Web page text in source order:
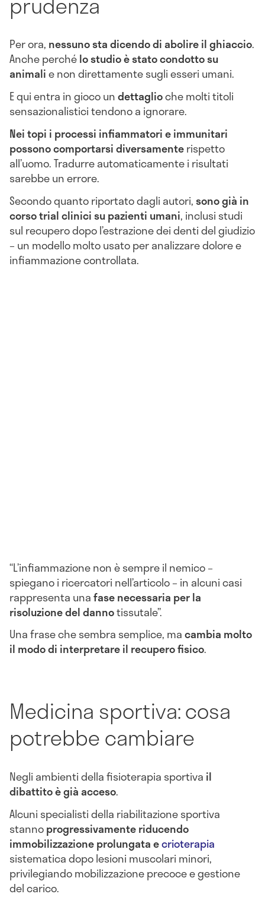
Per ora, nessuno sta dicendo di abolire il ghiaccio.
Anche perchélo studio è stato condotto su
animalie non direttamente sugli esseri umani.
E qui entra in gioco undettaglioche molti titoli
sensazionalistici tendono a ignorare.
Nei topi i processi infiammatori e immunitari
possono comportarsi diversamenterispetto
all’uomo. Tradurre automaticamente i risultati
sarebbe un errore.
Secondo quanto riportato dagli autori,sono già in
corso trial clinici su pazienti umani, inclusi studi
sul recupero dopo l’estrazione dei denti del giudizio
– un modello molto usato per analizzare dolore e
infiammazione controllata.
“L’infiammazione non è sempre il nemico –
spiegano i ricercatori nell’articolo – in alcuni casi
rappresenta unafase necessaria per la
risoluzione del dannotissutale”.
Una frase che sembra semplice, macambia molto
il modo di interpretare il recupero fisico.
Medicina sportiva: cosa
potrebbe cambiare
Negli ambienti della fisioterapia sportiva il
dibattito è già acceso.
Alcuni specialisti della riabilitazione sportiva
stannoprogressivamente riducendo
immobilizzazione prolungata ecrioterapia
sistematica dopo lesioni muscolari minori,
privilegiando mobilizzazione precoce e gestione
del carico.